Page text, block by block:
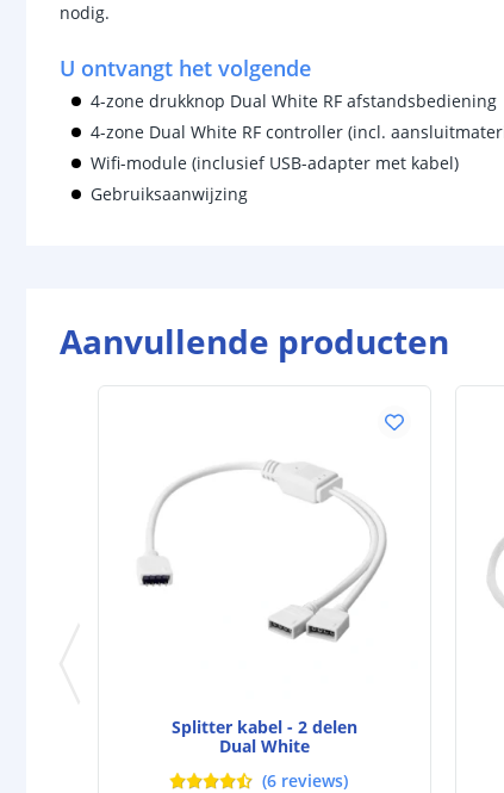
nodig.
U ontvangt het volgende
4-zone drukknop Dual White RF afstandsbediening
4-zone Dual White RF controller (incl.
Wifi-module (inclusief USB-adapter met kabel)
Gebruiksaanwijzing
Aanvullende producten
Splitter kabel - 2 delen
Dual White
(6 reviews)